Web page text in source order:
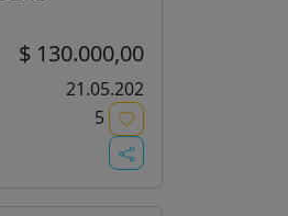
$ 130.000,00
21.05.202
5